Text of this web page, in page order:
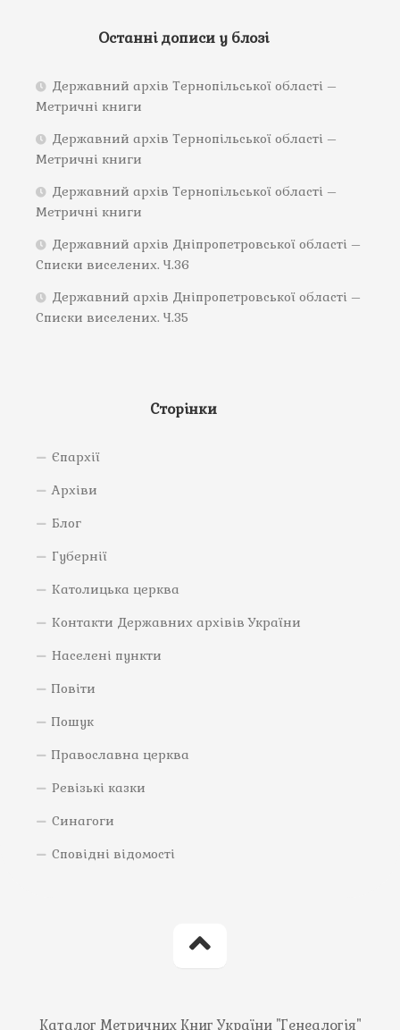
Останні дописи у блозі
Державний архів Тернопільської області –
Метричні книги
Державний архів Тернопільської області –
Метричні книги
Державний архів Тернопільської області –
Метричні книги
Державний архів Дніпропетровської області –
Списки виселених. Ч.36
Державний архів Дніпропетровської області –
Списки виселених. Ч.35
Сторінки
Єпархії
Архіви
Блог
Губернії
Католицька церква
Контакти Державних архівів України
Населені пункти
Повіти
Пошук
Православна церква
Ревізькі казки
Синагоги
Сповідні відомості
Каталог Метричних Книг України "Генеалогія"